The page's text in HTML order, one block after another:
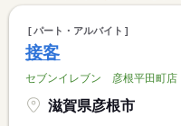
パート・アルバイト
接客
セブンイレブン 彦根平田町店
滋賀県彦根市